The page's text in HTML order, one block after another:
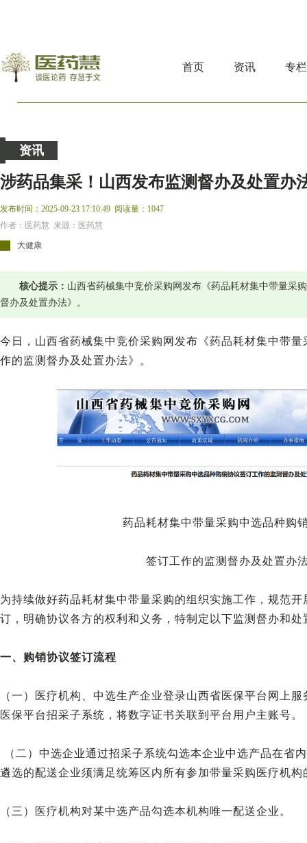
首页 资讯 专栏
资讯
涉药品集采！山西发布监测督办及处置办
发布时间：2025-09-23 17:10:49 阅读量：1047
作者：医药慧 来源：医药慧
大健康
核心提示： 山西省药械集中竞价采购网发布《药品耗材集中带量采
督办及处置办法》。
今日，山西省药械集中竞价采购网发布《药品耗材集中带
作的监测督办及处置办法》。
药品耗材集中带量采购中选品种购
签订工作的监测督办及处置办
为持续做好药品耗材集中带量采购的组织实施工作，规范
订，明确协议各方的权利和义务，特制定以下监测督办和处
一、购销协议签订流程
（一）医疗机构、中选生产企业登录山西省医保平台网上
医保平台招采子系统，将数字证书关联到平台用户主账号。
（二）中选企业通过招采子系统勾选本企业中选产品在省
遴选的配送企业须满足统筹区内所有参加带量采购医疗机构
（三）医疗机构对某中选产品勾选本机构唯一配送企业。